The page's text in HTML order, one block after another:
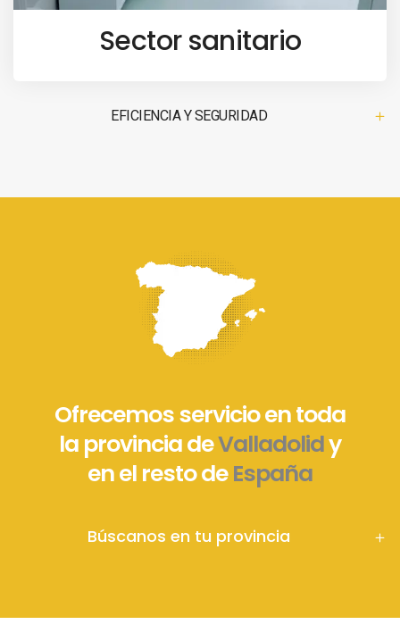
Sector sanitario
EFICIENCIA Y SEGURIDAD
Ofrecemos servicio en toda
la provincia deValladolidy
en el resto deEspaña
Búscanos en tu provincia